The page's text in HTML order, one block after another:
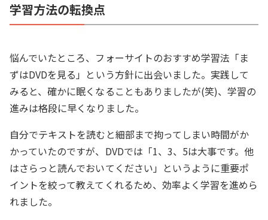
学習方法の転換点
悩んでいたところ、フォーサイトのおすすめ学習法「ま
ずはDVDを見る」という方針に出会いました。実践して
みると、確かに眠くなることもありましたが(笑)、学習の
進みは格段に早くなりました。
自分でテキストを読むと細部まで拘ってしまい時間がか
かっていたのですが、DVDでは「1、3、5は大事です。他
はさらっと読んでおいてください」というように重要ポ
イントを絞って教えてくれるため、効率よく学習を進めら
れました。